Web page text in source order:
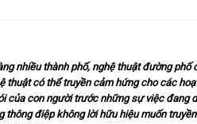
nhiều thành phố, nghệ thuật đường phố
thuật có thể truyền cảm hứng cho các
của con người trước những sự việc đang
thông điệp không lời hữu hiệu muốn